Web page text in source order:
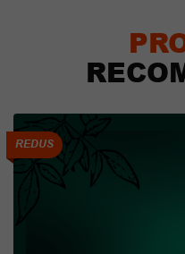
REDUS